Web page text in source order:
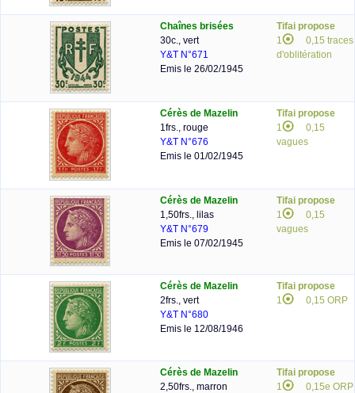
Chaînes brisées
30c., vert
Y&T N°671
Emis le 26/02/1945
Tifai propose
1
0,15 traces
d'oblitération
Cérès de Mazelin
1frs., rouge
Y&T N°676
Emis le 01/02/1945
Tifai propose
1
0,15
vagues
Cérès de Mazelin
1,50frs., lilas
Y&T N°679
Emis le 07/02/1945
Tifai propose
1
0,15
vagues
Cérès de Mazelin
2frs., vert
Y&T N°680
Emis le 12/08/1946
Tifai propose
1
0,15 ORP
Cérès de Mazelin
2,50frs., marron
Tifai propose
1
0,15e ORP